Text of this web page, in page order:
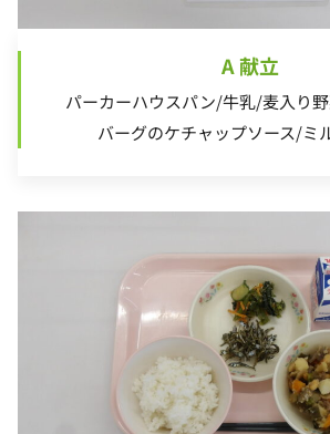
A 献立
パーカーハウスパン/牛乳/麦入り
バーグのケチャップソース/ミ